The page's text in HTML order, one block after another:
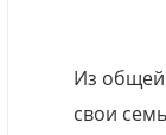
Из общей
свои